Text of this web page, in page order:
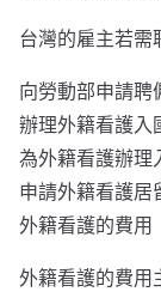
台灣的雇主若需
向勞動部申請聘
辦理外籍看護入
為外籍看護辦理
申請外籍看護居
外籍看護的費用
外籍看護的費用